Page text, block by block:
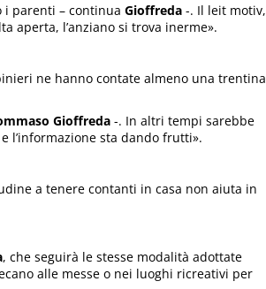
i parenti – continua Gioffreda -. Il leit motiv,
aperta, l’anziano si trova inerme».
ne hanno contate almeno una trentina
Gioffreda -. In altri tempi sarebbe
l’informazione sta dando frutti».
a tenere contanti in casa non aiuta in
, che seguirà le stesse modalità adottate
alle messe o nei luoghi ricreativi per